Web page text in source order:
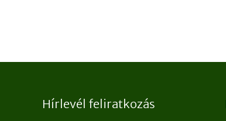
Hírlevél feliratkozás